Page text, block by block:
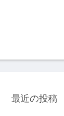
最近の投稿